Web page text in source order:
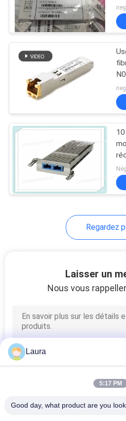
Regardez
Laisser un
Nous vous
Laura
5:17 PM
Good day, what product are you